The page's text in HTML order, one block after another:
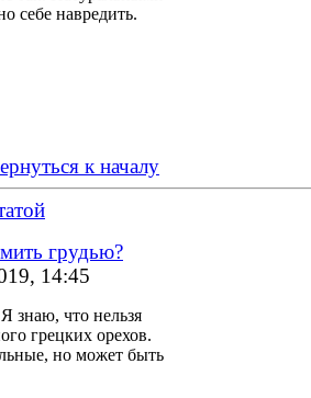
себе навредить.
к началу
грудью?
14:45
Я знаю, что нельзя
грецких орехов.
но может быть